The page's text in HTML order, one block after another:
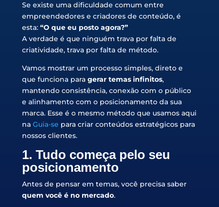
Se existe uma dificuldade comum entre
empreendedores e criadores de conteúdo, é
esta: “O que eu posto agora?”
A verdade é que ninguém trava por falta de
criatividade, trava por falta de método.
Vamos mostrar um processo simples, direto e
que funciona para gerar temas infinitos,
mantendo consistência, conexão com o público
e alinhamento com o posicionamento da sua
marca. Esse é o mesmo método que usamos aqui
na Guia-se para criar conteúdos estratégicos para
nossos clientes.
1. Tudo começa pelo seu
posicionamento
Antes de pensar em temas, você precisa saber
quem você é no mercado.